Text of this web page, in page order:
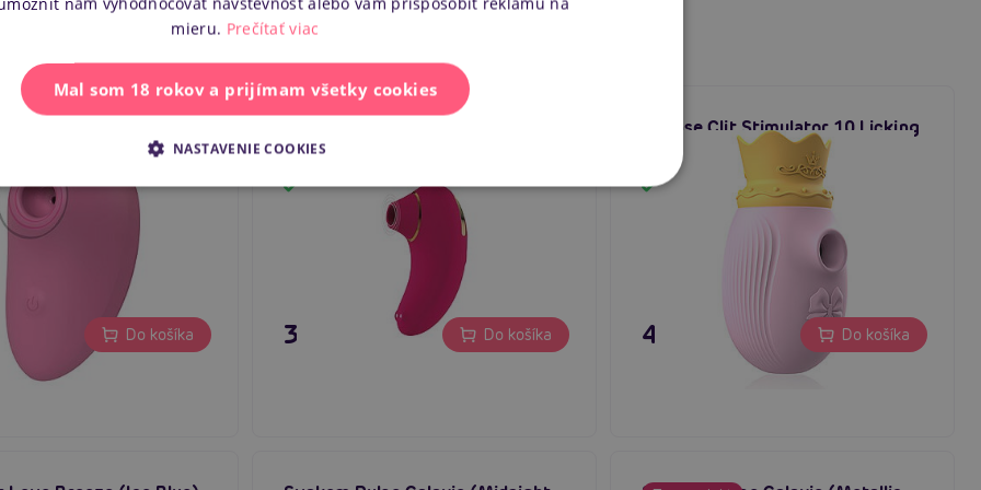
Do košíka
tlakový stimulátor klitorisu
Skladom
39,80 € Do košíka
Intense Clit Stimulator 10 Licking
and Suction (Pink)
Skladom
47,80 € Do košíka
mieru. Prečítať viac
Mal som 18 rokov a prijímam všetky cookies
NASTAVENIE COOKIES